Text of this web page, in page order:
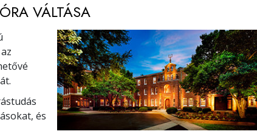
Kommunikáció
VÁLTÁSA
és